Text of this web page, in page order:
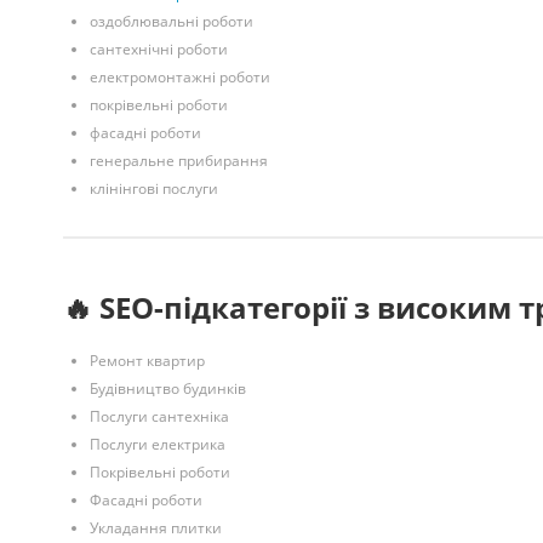
оздоблювальні роботи
сантехнічні роботи
електромонтажні роботи
покрівельні роботи
фасадні роботи
генеральне прибирання
клінінгові послуги
🔥 SEO-підкатегорії з високим
Ремонт квартир
Будівництво будинків
Послуги сантехніка
Послуги електрика
Покрівельні роботи
Фасадні роботи
Укладання плитки